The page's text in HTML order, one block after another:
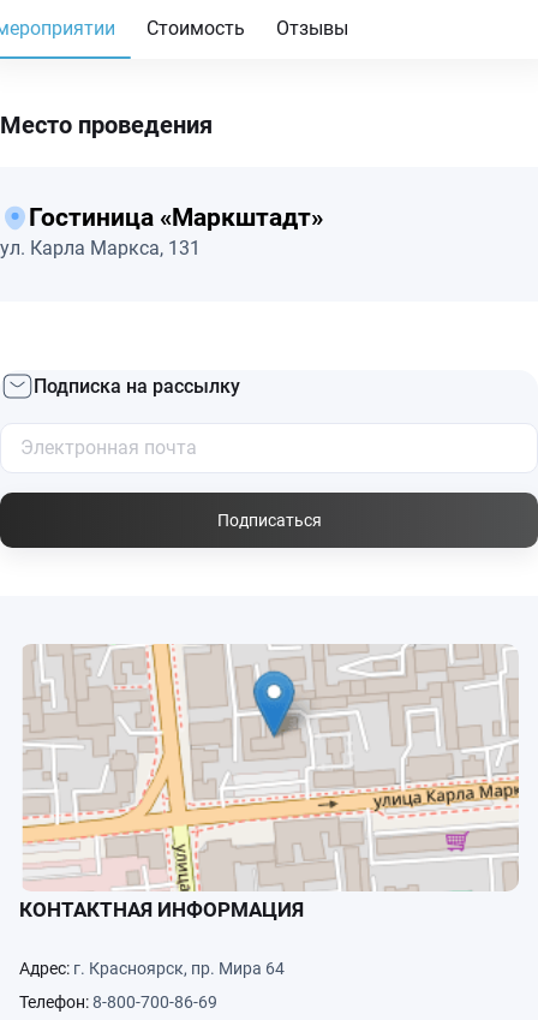
Стоимость Отзывы
Место проведения
Гостиница «Маркштадт»
ул. Карла Маркса, 131
Подписка на рассылку
Подписаться
КОНТАКТНАЯ ИНФОРМАЦИЯ
Адрес: г. Красноярск, пр. Мира 64
Телефон:8-800-700-86-69